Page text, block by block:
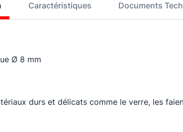
Caractéristiques Documents
Ø 8 mm
durs et délicats comme le verre, les